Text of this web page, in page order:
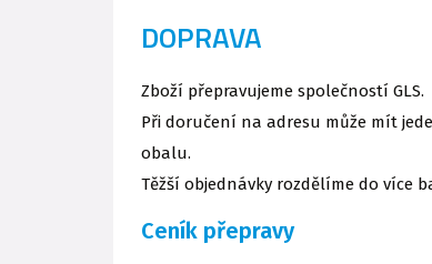
DOPRAVA
Zboží přepravujeme společností GLS.
Při doručení na adresu může mít
obalu.
Těžší objednávky rozdělíme do více
Ceník přepravy